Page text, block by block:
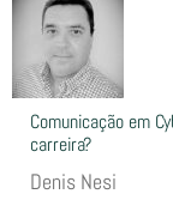
Comunicação em
carreira?
Denis Nesi